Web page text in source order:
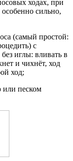
ходах, при
сильно,
(самый простой:
с
иглы: вливать в
и чихнёт, ход
ход;
песком